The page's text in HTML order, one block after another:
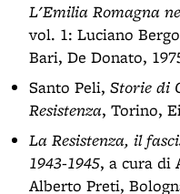
L'Emilia Romagna
vol. 1: Luciano
Bari, De Donato,
Santo Peli, Storie di
Resistenza, Torino,
La Resistenza, il
1943-1945, a cura di
Alberto Preti,